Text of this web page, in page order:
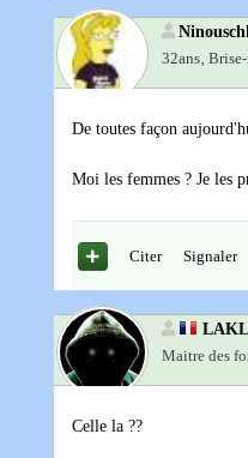
32ans‚
De toutes façon
Moi les femmes ? Je les
Citer Signaler
Maitre des
Celle la ??